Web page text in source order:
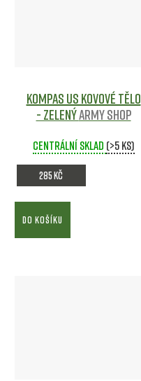
Kompas US kovové tělo
- ZELENÝArmy shop
Centrální sklad (>5 ks)
285 Kč
DO KOŠÍKU